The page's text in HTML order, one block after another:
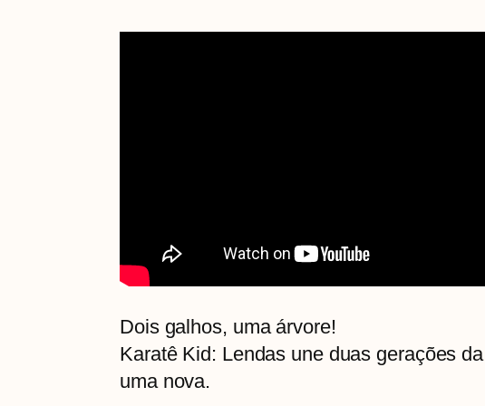
Dois galhos, uma árvore!
Karatê Kid: Lendas une duas gerações
uma nova.